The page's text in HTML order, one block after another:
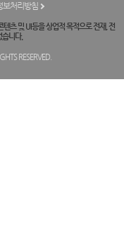
보처리방침
츠 및 UI등을 상업적 목적으로 전재, 전
습니다.
RESERVED.